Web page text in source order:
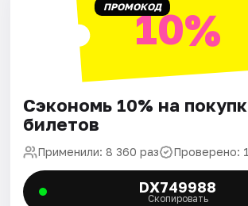
ПРОМОКОД10%
Сэкономь 10% на
билетов
Применили: 8 360 раз Проверено:
DX749988
Скопировать